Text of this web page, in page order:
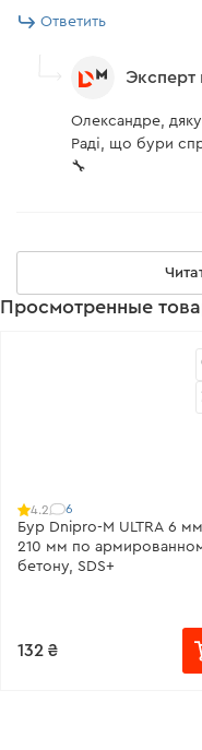
Ответить
Эксперт
Олександре,
Раді, що бури
🔧
Просмотренные
4.2 6
Бур Dnipro-M ULTRA 6 мм
210 мм по
бетону, SDS+
132 ₴